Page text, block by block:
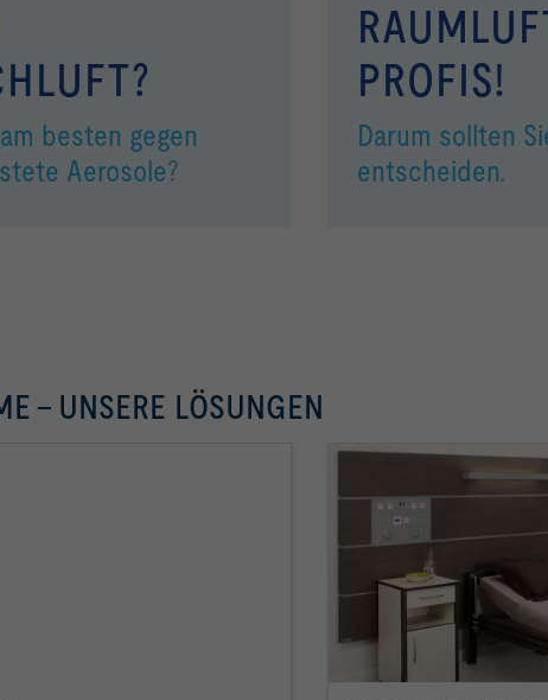
besten gegen
Aerosole?
PROFIS!
Darum sollten
entscheiden.
– UNSERE LÖSUNGEN